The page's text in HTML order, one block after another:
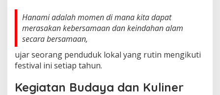
Hanami adalah momen di mana kita dapat
merasakan kebersamaan dan keindahan alam
secara bersamaan,
ujar seorang penduduk lokal yang rutin mengikuti
festival ini setiap tahun.
Kegiatan Budaya dan Kuliner